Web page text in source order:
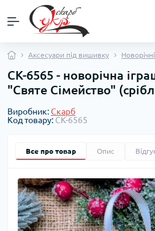
Аксесуари під вишивку
СК-6565 - новорічна
"Святе Сімейство"
Виробник:Скарб
Код товару: СК-6565
Все про товар Опис